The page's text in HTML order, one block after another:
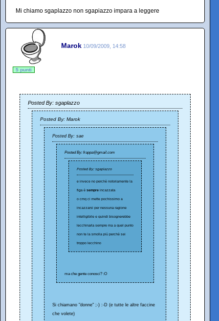
Mi chiamo sgaplazzo non sgapiazzo impara a leggere
Marok 10/09/2009, 14:58
5 punti
Posted By: sgaplazzo
Posted By: Marok
Posted By: sae
Posted By: frappa@gmail.com
Posted By: sgaplazzo
e invece no perchè notoriamente la
figa è sempre incazzata
o cmq ci mette pochissimo a
incazzarsi per nessuna ragione
intelligibile e quindi bisognerebbe
lecchinarla sempre ma a quel punto
non te la smolla più perchè sei
troppo lecchino
ma che gente conosci? :O
Si chiamano "donne" ;-) :-D (e tutte le altre faccine
che volete)